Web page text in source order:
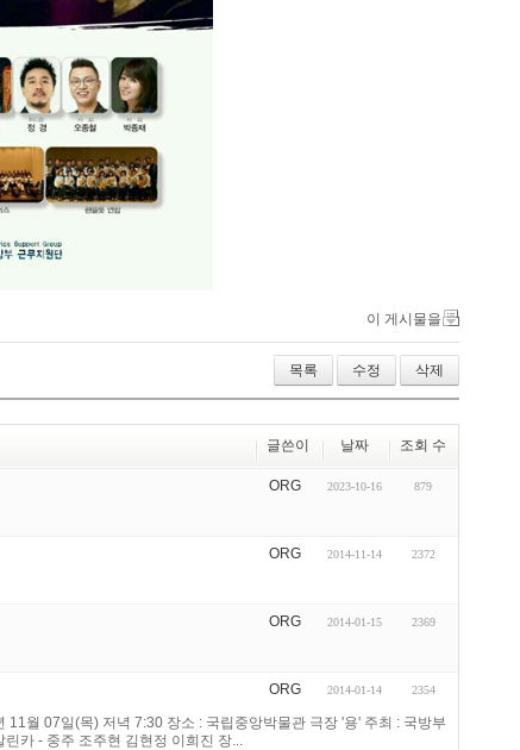
이 게시물을
목록 수정 삭제
글쓴이 날짜 조회 수
ORG 2023-10-16 879
ORG 2014-11-14 2372
ORG 2014-01-15 2369
ORG 2014-01-14 2354
월 07일(목) 저녁 7:30 장소 : 국립중앙박물관 극장 '용' 주최 : 국방부
카 - 중주 조주현 김현정 이희진 장...